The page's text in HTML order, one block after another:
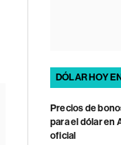
DÓLAR HOY
Precios de
para el dólar en
oficial